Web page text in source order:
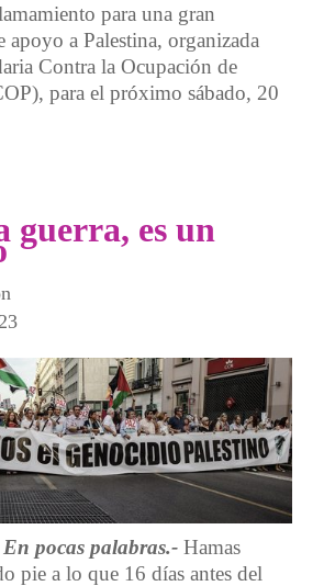
para una gran
apoyo a Palestina, organizada
Contra la Ocupación de
para el próximo sábado, 20
calles por Palestina en 89 ciudades
guerra, es un
pocas palabras.- Hamas
pie a lo que 16 días antes del